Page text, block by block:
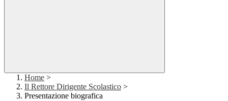
Home >
Il Rettore Dirigente Scolastico >
Presentazione biografica